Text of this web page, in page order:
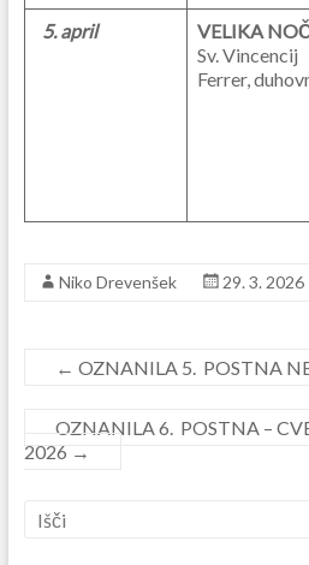
5. april
VELIKA
Sv. Vincencij
Ferrer,
Niko Drevenšek 29. 3. 2026
← OZNANILA 5. POSTNA
OZNANILA 6. POSTNA –
2026 →